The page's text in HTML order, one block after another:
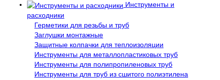
Инструменты и
расходники
Герметики для резьбы и труб
Заглушки монтажные
Защитные колпачки для теплоизоляции
Инструменты для металлопластиковых труб
Инструменты для полипропиленовых труб
Инструменты для труб из сшитого полиэтилена